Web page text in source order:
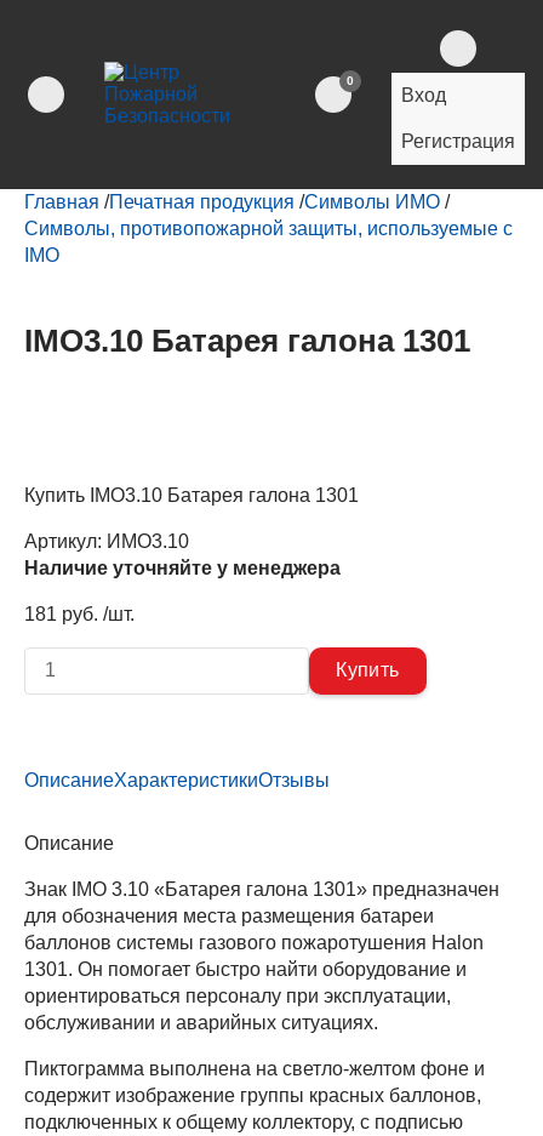
0
Вход
Регистрация
Главная /Печатная продукция /Символы ИМО /
Символы, противопожарной защиты, используемые с
IMO
IMO3.10 Батарея галона 1301
Купить IMO3.10 Батарея галона 1301
Артикул: ИМО3.10
Наличие уточняйте у менеджера
181 руб. /шт.
ОписаниеХарактеристикиОтзывы
Описание
Знак IMO 3.10 «Батарея галона 1301» предназначен
для обозначения места размещения батареи
баллонов системы газового пожаротушения Halon
1301. Он помогает быстро найти оборудование и
ориентироваться персоналу при эксплуатации,
обслуживании и аварийных ситуациях.
Пиктограмма выполнена на светло‑желтом фоне и
содержит изображение группы красных баллонов,
подключенных к общему коллектору, с подписью